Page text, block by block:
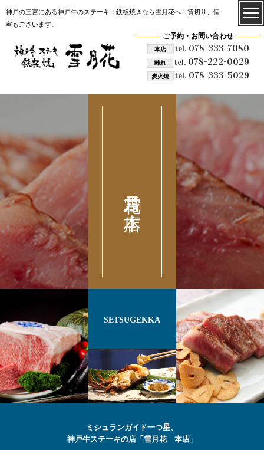
神戸の三宮にある神戸牛のステーキ・鉄板焼きなら雪月花へ！貸切り、個
室もございます。
ご予約・お問い合わせ
本店 tel.078-333-7080
離れ tel. 078-222-0029
炭火焼 tel.078-333-5029
雪月花 本店
SETSUGEKKA
ミシュランガイド一つ星、
神戸牛ステーキの店「雪月花 本店」